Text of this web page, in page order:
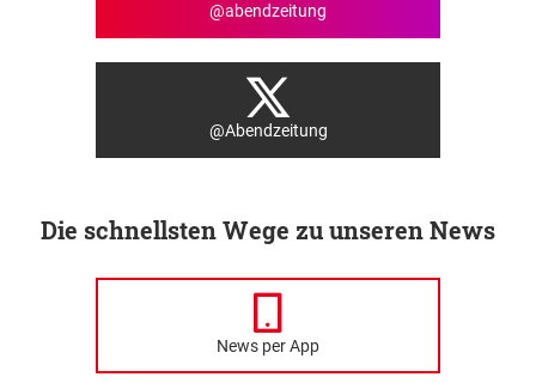
@abendzeitung
@Abendzeitung
Die schnellsten Wege zu unseren News
News per App